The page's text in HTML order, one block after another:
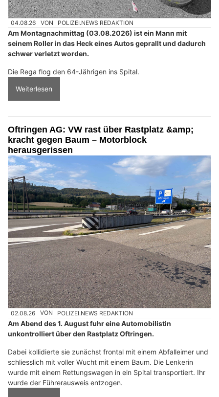
04.08.26 VON POLIZEI.NEWS REDAKTION
Am Montagnachmittag (03.08.2026) ist ein Mann mit
seinem Roller in das Heck eines Autos geprallt und dadurch
schwer verletzt worden.
Die Rega flog den 64-Jährigen ins Spital.
Weiterlesen
Oftringen AG: VW rast über Rastplatz &amp;
kracht gegen Baum – Motorblock
herausgerissen
02.08.26 VON POLIZEI.NEWS REDAKTION
Am Abend des 1. August fuhr eine Automobilistin
unkontrolliert über den Rastplatz Oftringen.
Dabei kollidierte sie zunächst frontal mit einem Abfalleimer und
schliesslich mit voller Wucht mit einem Baum. Die Lenkerin
wurde mit einem Rettungswagen in ein Spital transportiert. Ihr
wurde der Führerausweis entzogen.